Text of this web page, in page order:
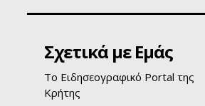
Σχετικά με Εμάς
Το Ειδησεογραφικό Portal της
Κρήτης